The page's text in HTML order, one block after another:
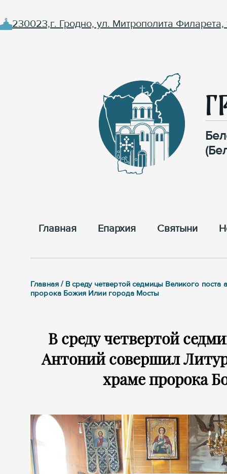
230023,г. Гродно, ул. Митрополита Филарета,
Главная Епархия Cвятыни
Главная / В среду четвертой седмицы Великого
пророка Божия Илии города Мосты
В среду четвертой
Антоний совершил
храме пророка